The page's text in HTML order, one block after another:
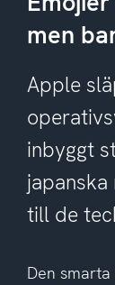
men
Apple
inbyggt
till de
Den